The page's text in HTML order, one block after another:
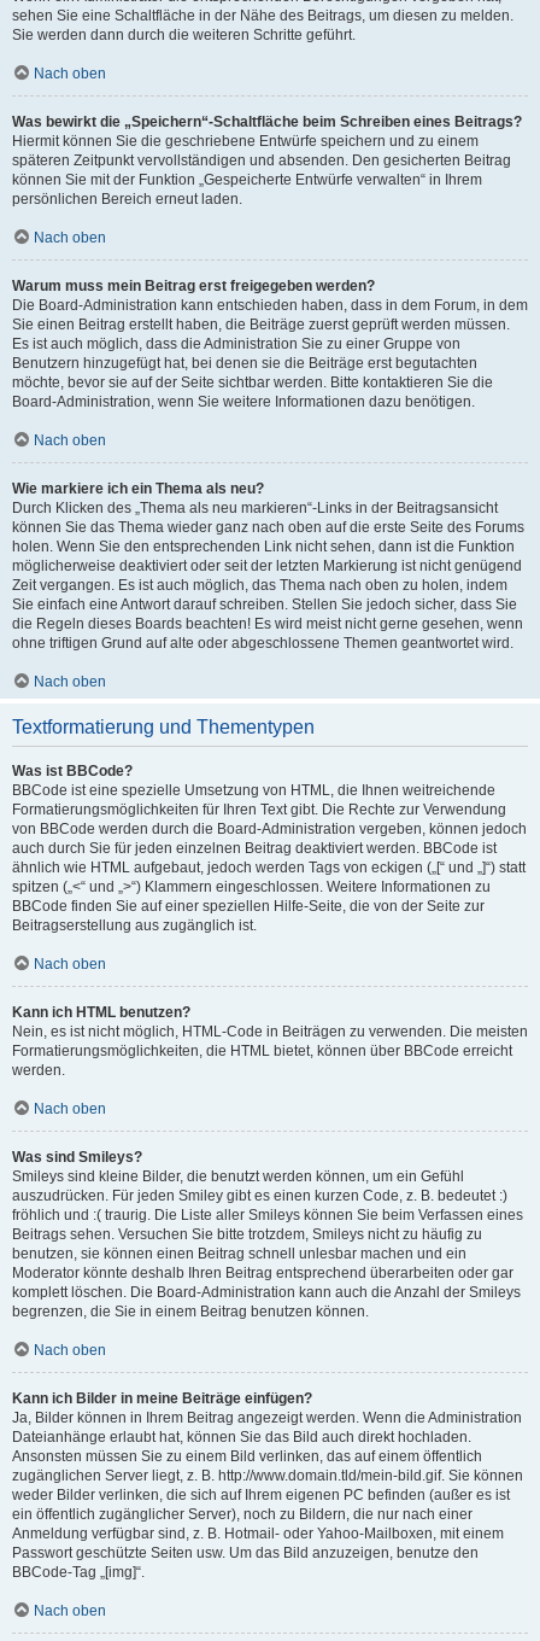
sehen Sie eine Schaltfläche in der Nähe des Beitrags, um diesen zu melden.
Sie werden dann durch die weiteren Schritte geführt.
Nach oben
Was bewirkt die „Speichern“-Schaltfläche beim Schreiben eines Beitrags?
Hiermit können Sie die geschriebene Entwürfe speichern und zu einem
späteren Zeitpunkt vervollständigen und absenden. Den gesicherten Beitrag
können Sie mit der Funktion „Gespeicherte Entwürfe verwalten“ in Ihrem
persönlichen Bereich erneut laden.
Nach oben
Warum muss mein Beitrag erst freigegeben werden?
Die Board-Administration kann entschieden haben, dass in dem Forum, in dem
Sie einen Beitrag erstellt haben, die Beiträge zuerst geprüft werden müssen.
Es ist auch möglich, dass die Administration Sie zu einer Gruppe von
Benutzern hinzugefügt hat, bei denen sie die Beiträge erst begutachten
möchte, bevor sie auf der Seite sichtbar werden. Bitte kontaktieren Sie die
Board-Administration, wenn Sie weitere Informationen dazu benötigen.
Nach oben
Wie markiere ich ein Thema als neu?
Durch Klicken des „Thema als neu markieren“-Links in der Beitragsansicht
können Sie das Thema wieder ganz nach oben auf die erste Seite des Forums
holen. Wenn Sie den entsprechenden Link nicht sehen, dann ist die Funktion
möglicherweise deaktiviert oder seit der letzten Markierung ist nicht genügend
Zeit vergangen. Es ist auch möglich, das Thema nach oben zu holen, indem
Sie einfach eine Antwort darauf schreiben. Stellen Sie jedoch sicher, dass Sie
die Regeln dieses Boards beachten! Es wird meist nicht gerne gesehen, wenn
ohne triftigen Grund auf alte oder abgeschlossene Themen geantwortet wird.
Nach oben
Textformatierung und Thementypen
Was ist BBCode?
BBCode ist eine spezielle Umsetzung von HTML, die Ihnen weitreichende
Formatierungsmöglichkeiten für Ihren Text gibt. Die Rechte zur Verwendung
von BBCode werden durch die Board-Administration vergeben, können jedoch
auch durch Sie für jeden einzelnen Beitrag deaktiviert werden. BBCode ist
ähnlich wie HTML aufgebaut, jedoch werden Tags von eckigen („[“ und „]“) statt
spitzen („<“ und „>“) Klammern eingeschlossen. Weitere Informationen zu
BBCode finden Sie auf einer speziellen Hilfe-Seite, die von der Seite zur
Beitragserstellung aus zugänglich ist.
Nach oben
Kann ich HTML benutzen?
Nein, es ist nicht möglich, HTML-Code in Beiträgen zu verwenden. Die meisten
Formatierungsmöglichkeiten, die HTML bietet, können über BBCode erreicht
werden.
Nach oben
Was sind Smileys?
Smileys sind kleine Bilder, die benutzt werden können, um ein Gefühl
auszudrücken. Für jeden Smiley gibt es einen kurzen Code, z. B. bedeutet :)
fröhlich und :( traurig. Die Liste aller Smileys können Sie beim Verfassen eines
Beitrags sehen. Versuchen Sie bitte trotzdem, Smileys nicht zu häufig zu
benutzen, sie können einen Beitrag schnell unlesbar machen und ein
Moderator könnte deshalb Ihren Beitrag entsprechend überarbeiten oder gar
komplett löschen. Die Board-Administration kann auch die Anzahl der Smileys
begrenzen, die Sie in einem Beitrag benutzen können.
Nach oben
Kann ich Bilder in meine Beiträge einfügen?
Ja, Bilder können in Ihrem Beitrag angezeigt werden. Wenn die Administration
Dateianhänge erlaubt hat, können Sie das Bild auch direkt hochladen.
Ansonsten müssen Sie zu einem Bild verlinken, das auf einem öffentlich
zugänglichen Server liegt, z. B. http://www.domain.tld/mein-bild.gif. Sie können
weder Bilder verlinken, die sich auf Ihrem eigenen PC befinden (außer es ist
ein öffentlich zugänglicher Server), noch zu Bildern, die nur nach einer
Anmeldung verfügbar sind, z. B. Hotmail- oder Yahoo-Mailboxen, mit einem
Passwort geschützte Seiten usw. Um das Bild anzuzeigen, benutze den
BBCode-Tag „[img]“.
Nach oben